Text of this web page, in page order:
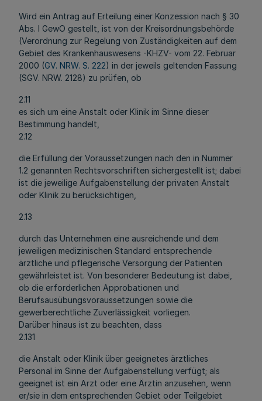
Wird ein Antrag auf Erteilung einer Konzession nach § 30
Abs. l GewO gestellt, ist von der Kreisordnungsbehörde
(Verordnung zur Regelung von Zuständigkeiten auf dem
Gebiet des Krankenhauswesens -KHZV- vom 22. Februar
2000 (GV. NRW. S. 222) in der jeweils geltenden Fassung
(SGV. NRW. 2128) zu prüfen, ob
2.11
es sich um eine Anstalt oder Klinik im Sinne dieser
Bestimmung handelt,
2.12
die Erfüllung der Voraussetzungen nach den in Nummer
1.2 genannten Rechtsvorschriften sichergestellt ist; dabei
ist die jeweilige Aufgabenstellung der privaten Anstalt
oder Klinik zu berücksichtigen,
2.13
durch das Unternehmen eine ausreichende und dem
jeweiligen medizinischen Standard entsprechende
ärztliche und pflegerische Versorgung der Patienten
gewährleistet ist. Von besonderer Bedeutung ist dabei,
ob die erforderlichen Approbationen und
Berufsausübungsvoraussetzungen sowie die
gewerberechtliche Zuverlässigkeit vorliegen.
Darüber hinaus ist zu beachten, dass
2.131
die Anstalt oder Klinik über geeignetes ärztliches
Personal im Sinne der Aufgabenstellung verfügt; als
geeignet ist ein Arzt oder eine Ärztin anzusehen, wenn
er/sie in dem entsprechenden Gebiet oder Teilgebiet